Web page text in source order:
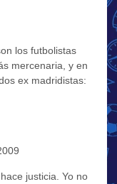
los futbolistas
mercenaria, y en
ex madridistas:
justicia. Yo no